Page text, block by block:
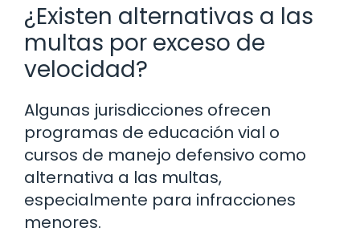
¿Existen alternativas a las
multas por exceso de
velocidad?
Algunas jurisdicciones ofrecen
programas de educación vial o
cursos de manejo defensivo como
alternativa a las multas,
especialmente para infracciones
menores.